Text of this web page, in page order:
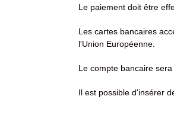
Le paiement doit être
Les cartes bancaires
l'Union Européenne.
Le compte bancaire
Il est possible d'insérer